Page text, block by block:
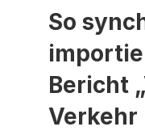
So
Bericht
Verkehr